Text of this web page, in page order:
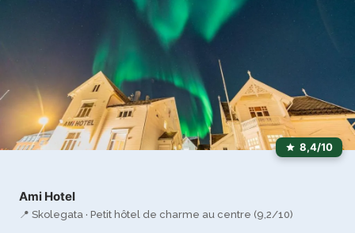
8,4/10
Ami Hotel
📍 Skolegata · Petit hôtel de charme au centre (9,2/10)